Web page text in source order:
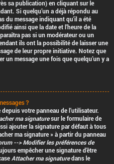
sa publication) en cliquant sur le
Si quelqu’un a déjà répondu au
du message indiquant qu’il a été
ainsi que la date et l’heure de la
pas si un modérateur ou un
ils ont la possibilité de laisser une
de leur propre initiative. Notez que
un message une fois que quelqu’un y a
?
votre panneau de l’utilisateur.
ma signaturesur le formulaire de
ajouter la signature par défaut à tous
ma signature » à partir du panneau
--> Modifier les préférences de
empêcher une signature d’être
Attacher ma signaturedans le